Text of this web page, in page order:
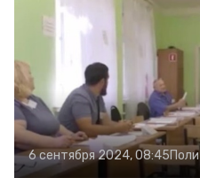
6 сентября 2024, 08:45